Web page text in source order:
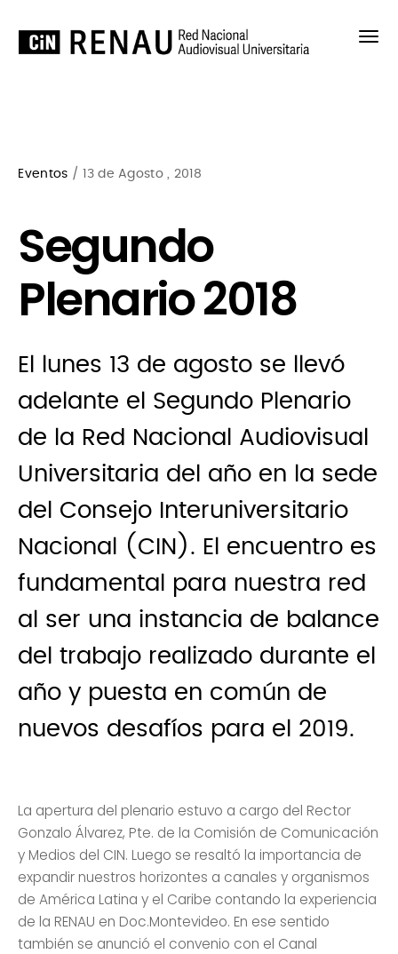
Eventos / 13 de Agosto , 2018
Segundo
Plenario 2018
El lunes 13 de agosto se llevó
adelante el Segundo Plenario
de la Red Nacional Audiovisual
Universitaria del año en la sede
del Consejo Interuniversitario
Nacional (CIN). El encuentro es
fundamental para nuestra red
al ser una instancia de balance
del trabajo realizado durante el
año y puesta en común de
nuevos desafíos para el 2019.
La apertura del plenario estuvo a cargo del Rector
Gonzalo Álvarez, Pte. de la Comisión de Comunicación
y Medios del CIN. Luego se resaltó la importancia de
expandir nuestros horizontes a canales y organismos
de América Latina y el Caribe contando la experiencia
de la RENAU en Doc.Montevideo. En ese sentido
también se anunció el convenio con el Canal